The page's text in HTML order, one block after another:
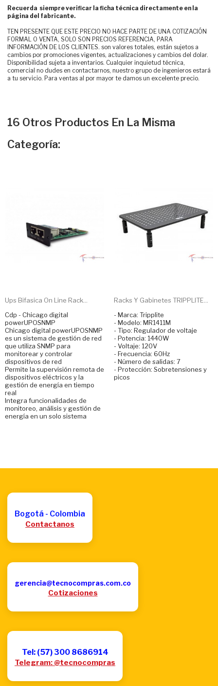
Recuerda siempre verificar la ficha técnica directamente en la
página del fabricante.
TEN PRESENTE QUE ESTE PRECIO NO HACE PARTE DE UNA COTIZACIÓN
FORMAL O VENTA, SOLO SON PRECIOS REFERENCIA, PARA
INFORMACIÓN DE LOS CLIENTES. son valores totales, están sujetos a
cambios por promociones vigentes, actualizaciones y cambios del dolar.
Disponibilidad sujeta a inventarios. Cualquier inquietud técnica,
comercial no dudes en contactarnos, nuestro grupo de ingenieros estará
a tu servicio. Para ventas al por mayor te damos un excelente precio.
16 Otros Productos En La Misma
Categoría:
Ups Bifasica On Line Rack...
Cdp - Chicago digital
powerUPOSNMP
Chicago digital powerUPOSNMP
es un sistema de gestión de red
que utiliza SNMP para
monitorear y controlar
dispositivos de red
Permite la supervisión remota de
dispositivos eléctricos y la
gestión de energía en tiempo
real
Integra funcionalidades de
monitoreo, análisis y gestión de
energía en un solo sistema
Racks Y Gabinetes TRIPPLITE...
- Marca: Tripplite
- Modelo: MR1411M
- Tipo: Regulador de voltaje
- Potencia: 1440W
- Voltaje: 120V
- Frecuencia: 60Hz
- Número de salidas: 7
- Protección: Sobretensiones y
picos
Bogotá - Colombia
Contactanos
gerencia@tecnocompras.com.co
Cotizaciones
Tel: (57) 300 8686914
Telegram: @tecnocompras